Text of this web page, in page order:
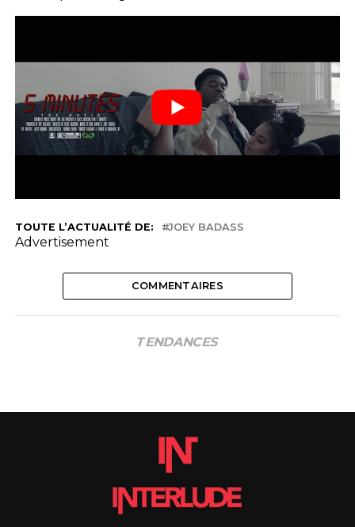
TOUTE L’ACTUALITÉ DE: JOEY BADASS
Advertisement
COMMENTAIRES
TENDANCES